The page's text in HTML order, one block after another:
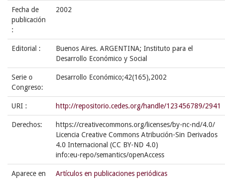
Fecha de
publicación
:
2002
Editorial :
Buenos Aires. ARGENTINA; Instituto para el
Desarrollo Económico y Social
Serie o
Congreso:
Desarrollo Económico;42(165),2002
URI : http://repositorio.cedes.org/handle/123456789/2941
Derechos:
https://creativecommons.org/licenses/by-nc-nd/4.0/
Licencia Creative Commons Atribución-Sin Derivados
4.0 Internacional (CC BY-ND 4.0)
info:eu-repo/semantics/openAccess
Aparece en
Artículos en publicaciones periódicas